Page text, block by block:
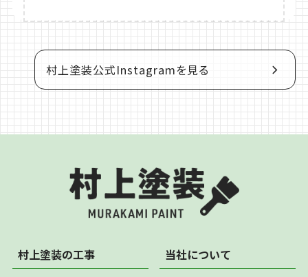
村上塗装公式Instagramを見る
村上塗装の工事 当社について